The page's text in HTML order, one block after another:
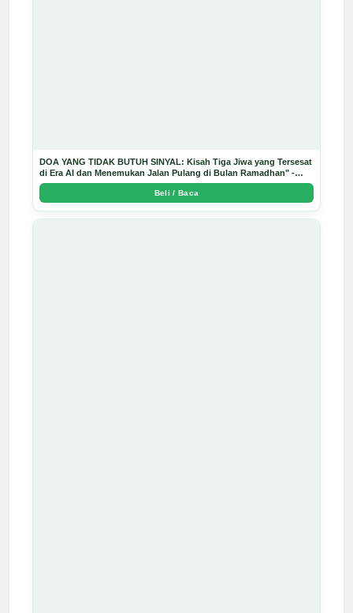
DOA YANG TIDAK BUTUH SINYAL: Kisah Tiga Jiwa yang Tersesat
di Era AI dan Menemukan Jalan Pulang di Bulan Ramadhan" -
Arda Dinata
Beli / Baca